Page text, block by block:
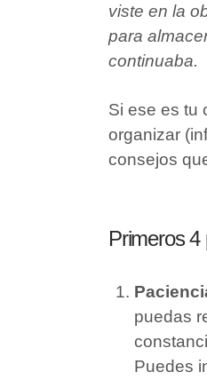
viste en la
para
continuaba.
Si ese es tu
organizar
consejos
Primeros 4
puedas
Puedes